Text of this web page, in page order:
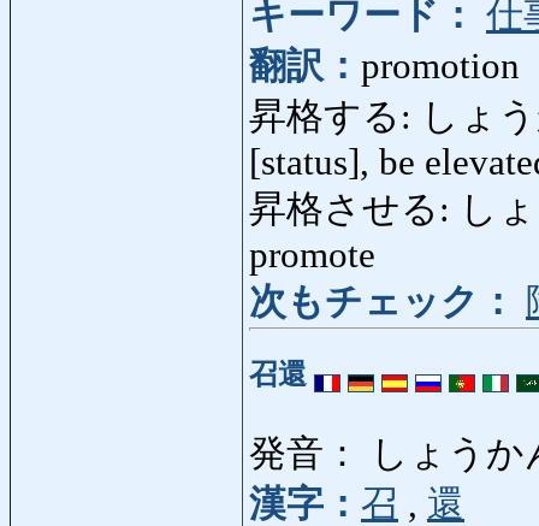
キーワード： 仕
翻訳： promotion
昇格する: しょう
[status], be
昇格させる: し
promote
次もチェック：
召還
発音： しょうか
漢字： 召 , 還